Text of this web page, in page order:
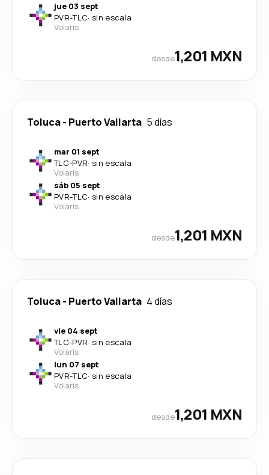
jue 03 sept
PVR-TLC· sin escala
Volaris
desde1,201 MXN
Toluca- Puerto Vallarta 5 días
mar 01 sept
TLC-PVR· sin escala
Volaris
sáb 05 sept
PVR-TLC· sin escala
Volaris
desde1,201 MXN
Toluca- Puerto Vallarta 4 días
vie 04 sept
TLC-PVR· sin escala
Volaris
lun 07 sept
PVR-TLC· sin escala
Volaris
desde1,201 MXN